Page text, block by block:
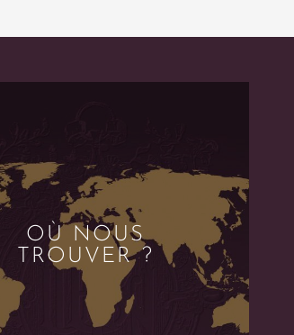
OÙ NOUS
TROUVER ?